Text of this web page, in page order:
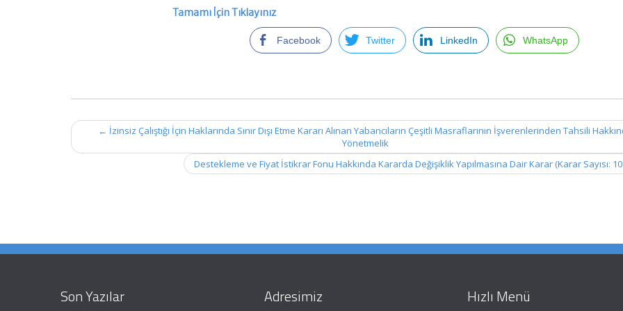
Tamamı İçin Tıklayınız
Facebook Twitter LinkedIn WhatsApp
Post
navigation
← İzinsiz Çalıştığı İçin Haklarında Sınır Dışı Etme Kararı Alınan Yabancıların Çeşitli Masraflarının İşverenlerinden Tahsili
Yönetmelik
Destekleme ve Fiyat İstikrar Fonu Hakkında Kararda Değişiklik Yapılmasına Dair Karar (Karar Sayısı:
Son Yazılar Adresimiz Hızlı Menü